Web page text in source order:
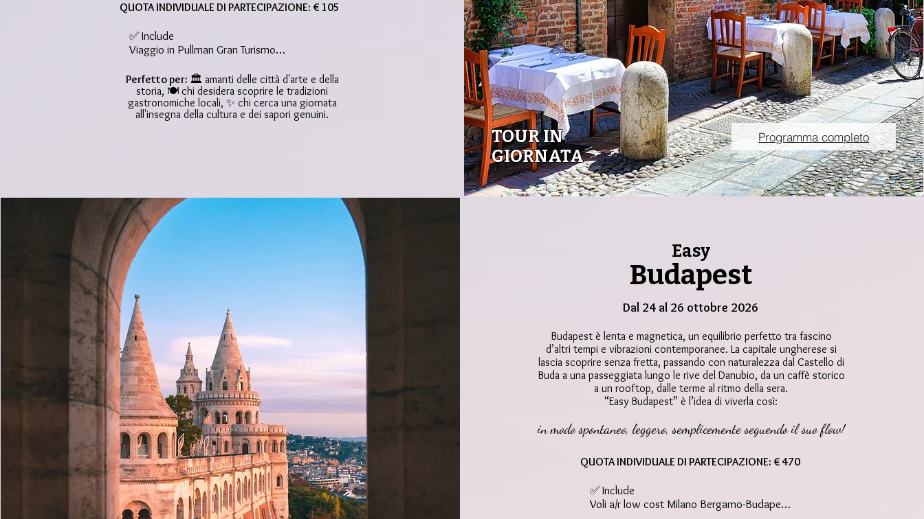
QUOTA INDIVIDUALE DI PARTECIPAZIONE: € 105
✅ Include
Viaggio in Pullman Gran Turismo
Ingresso al Castello degli Estensi
Pranzo tipico in ristorante
Radioline e auricolari per la visita guidata
Assicurazione sanitaria
Perfetto per: 🏛️ amanti delle città d'arte e della
storia, 🍽️ chi desidera scoprire le tradizioni
gastronomiche locali, ✨ chi cerca una giornata
all'insegna della cultura e dei sapori genuini.
TOUR IN
GIORNATA
Programma completo
Easy
Budapest
Dal 24 al 26 ottobre 2026
Budapest è lenta e magnetica, un equilibrio perfetto tra fascino
d’altri tempi e vibrazioni contemporanee. La capitale ungherese si
lascia scoprire senza fretta, passando con naturalezza dal Castello di
Buda a una passeggiata lungo le rive del Danubio, da un caffè storico
a un rooftop, dalle terme al ritmo della sera.
“Easy Budapest” è l’idea di viverla così:
in modo spontaneo, leggero, semplicemente seguendo il suo flow!
QUOTA INDIVIDUALE DI PARTECIPAZIONE: € 470
✅ Include
Voli a/r low cost Milano Bergamo-Budapest